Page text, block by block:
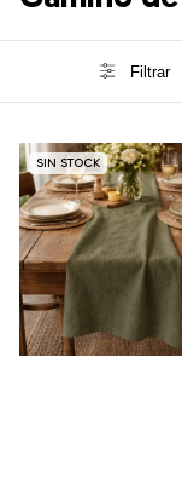
Filtrar
SIN STOCK